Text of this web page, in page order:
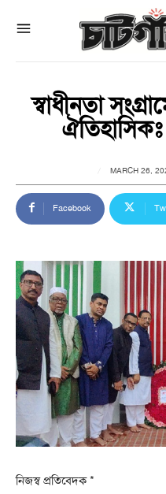
স্বাধীনতা
MARCH 26,
Facebook
নিজস্ব প্রতিবেদক *